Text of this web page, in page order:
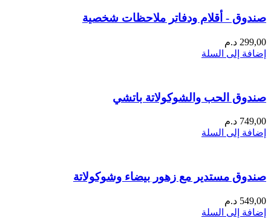
صندوق - أقلام ودفاتر ملاحظات شخصية
299,00 د.م
إضافة إلى السلة
صندوق الحب والشوكولاتة باتشي
749,00 د.م
إضافة إلى السلة
صندوق مستدير مع زهور بيضاء وشوكولاتة
549,00 د.م
إضافة إلى السلة